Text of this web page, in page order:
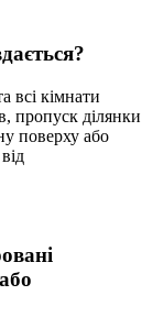
всі кімнати
пропуск ділянки
поверху або